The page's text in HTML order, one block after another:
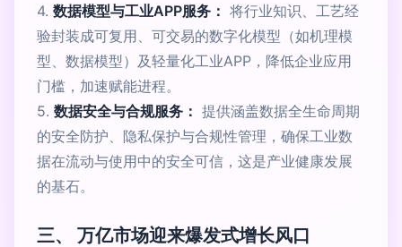
4. 数据模型与工业APP服务： 将行业知识、工艺经
验封装成可复用、可交易的数字化模型（如机理模
型、数据模型）及轻量化工业APP，降低企业应用
门槛，加速赋能进程。
5. 数据安全与合规服务： 提供涵盖数据全生命周期
的安全防护、隐私保护与合规性管理，确保工业数
据在流动与使用中的安全可信，这是产业健康发展
的基石。
三、 万亿市场迎来爆发式增长风口